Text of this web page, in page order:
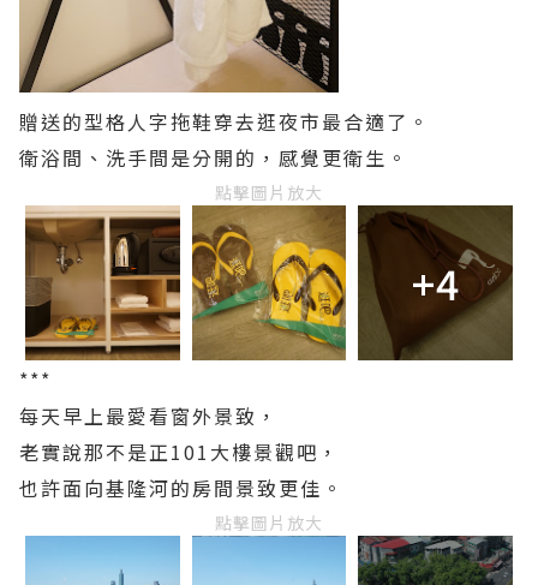
贈送的型格人字拖鞋穿去逛夜市最合適了。
衛浴間、洗手間是分開的，感覺更衛生。
點擊圖片放大
+4
***
每天早上最愛看窗外景致，
老實說那不是正101大樓景觀吧，
也許面向基隆河的房間景致更佳。
點擊圖片放大